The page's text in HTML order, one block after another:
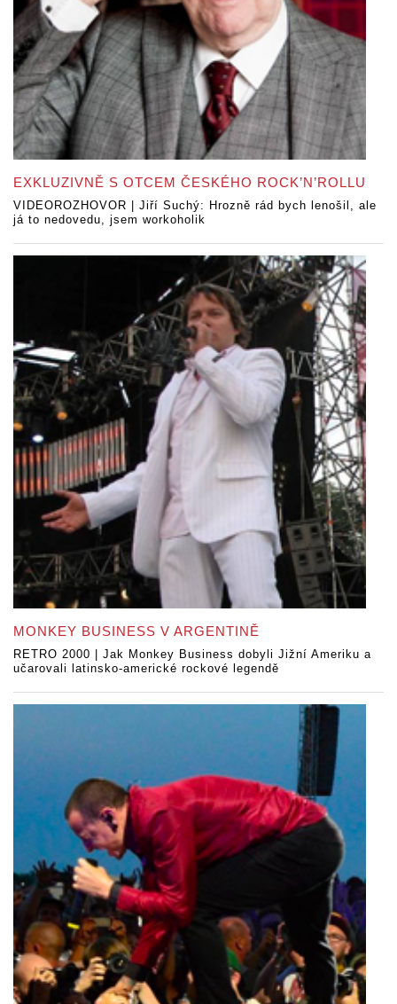
EXKLUZIVNĚ S OTCEM ČESKÉHO ROCK’N’ROLLU
VIDEOROZHOVOR | Jiří Suchý: Hrozně rád bych lenošil, ale
já to nedovedu, jsem workoholik
MONKEY BUSINESS V ARGENTINĚ
RETRO 2000 | Jak Monkey Business dobyli Jižní Ameriku a
učarovali latinsko-americké rockové legendě